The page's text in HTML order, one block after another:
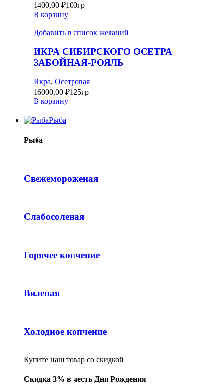
1400,00 ₽100гр
В корзину
Добавить в список желаний
ИКРА СИБИРСКОГО ОСЕТРА
ЗАБОЙНАЯ-РОЯЛЬ
Икра, Осетровая
16000,00 ₽125гр
В корзину
Рыба
Рыба
Свежемороженая
Слабосоленая
Горячее копчение
Вяленая
Холодное копчение
Купите наш товар со скидкой
Скидка 3% в честь Дня Рождения